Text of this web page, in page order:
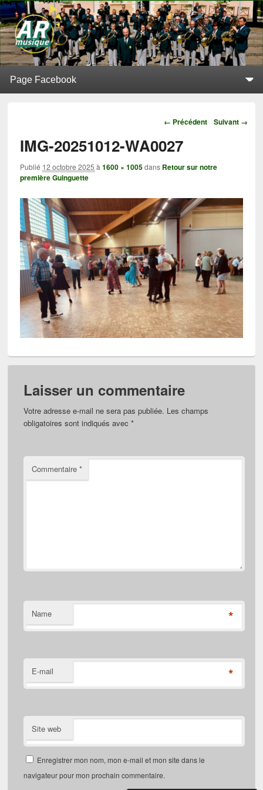
L'Alerte de Replonges
BATTERIE-FANFARE SITUÉE À REPLONGES (AIN)
Navigation
← Précédent Suivant →
IMG-20251012-WA0027
Publié 12 octobre 2025 à1600 × 1005dans Retour sur notre
première Guinguette
Laisser un commentaire
Votre adresse e-mail ne sera pas publiée. Les champs
obligatoires sont indiqués avec*
Commentaire*
Name *
E-mail *
Site web
Enregistrer mon nom, mon e-mail et mon site dans le
navigateur pour mon prochain commentaire.